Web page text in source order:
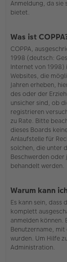
Anmeldung, da sie
bietet.
Was ist
COPPA,
1998 (deutsch:
Internet von 1998)
Websites, die
Jahren erheben,
des oder der
unsicher sind, ob
registrieren
zu Rate. Bitte
dieses Boards
Anlaufstelle für
solchen, die unter
Beschwerden
behandelt werden.
Warum kann
Es kann sein,
komplett
anmelden können.
Benutzername,
wurden. Um Hilfe
Administration.